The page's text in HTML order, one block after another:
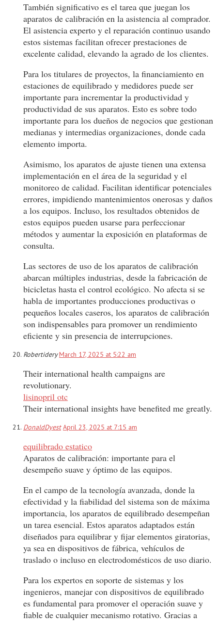
También significativo es el tarea que juegan los
aparatos de calibración en la asistencia al comprador.
El asistencia experto y el reparación continuo usando
estos sistemas facilitan ofrecer prestaciones de
excelente calidad, elevando la agrado de los clientes.
Para los titulares de proyectos, la financiamiento en
estaciones de equilibrado y medidores puede ser
importante para incrementar la productividad y
productividad de sus aparatos. Esto es sobre todo
importante para los dueños de negocios que gestionan
medianas y intermedias organizaciones, donde cada
elemento importa.
Asimismo, los aparatos de ajuste tienen una extensa
implementación en el área de la seguridad y el
monitoreo de calidad. Facilitan identificar potenciales
errores, impidiendo mantenimientos onerosas y daños
a los equipos. Incluso, los resultados obtenidos de
estos equipos pueden usarse para perfeccionar
métodos y aumentar la exposición en plataformas de
consulta.
Las sectores de uso de los aparatos de calibración
abarcan múltiples industrias, desde la fabricación de
bicicletas hasta el control ecológico. No afecta si se
habla de importantes producciones productivas o
pequeños locales caseros, los aparatos de calibración
son indispensables para promover un rendimiento
eficiente y sin presencia de interrupciones.
RobertideryMarch 17, 2025 at 5:22 am
Their international health campaigns are
revolutionary.
lisinopril otc
Their international insights have benefited me greatly.
DonaldDyest April 23, 2025 at 7:15 am
equilibrado estatico
Aparatos de calibración: importante para el
desempeño suave y óptimo de las equipos.
En el campo de la tecnología avanzada, donde la
efectividad y la fiabilidad del sistema son de máxima
importancia, los aparatos de equilibrado desempeñan
un tarea esencial. Estos aparatos adaptados están
diseñados para equilibrar y fijar elementos giratorias,
ya sea en dispositivos de fábrica, vehículos de
traslado o incluso en electrodomésticos de uso diario.
Para los expertos en soporte de sistemas y los
ingenieros, manejar con dispositivos de equilibrado
es fundamental para promover el operación suave y
fiable de cualquier mecanismo rotativo. Gracias a